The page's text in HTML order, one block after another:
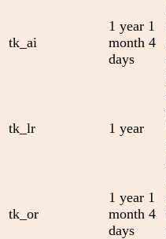
tk_ai
1 year 1
month 4
days
tk_lr 1 year
tk_or
1 year 1
month 4
days